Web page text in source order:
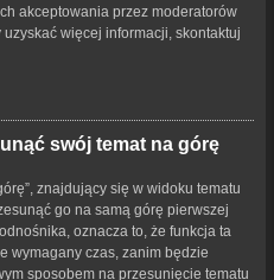
akceptowania przez moderatorów
więcej informacji, skontaktuj
swój temat na górę
znajdujący się w widoku tematu
go na samą górę pierwszej
oznacza to, że funkcja ta
wymagany czas, zanim będzie
sposobem na przesunięcie tematu